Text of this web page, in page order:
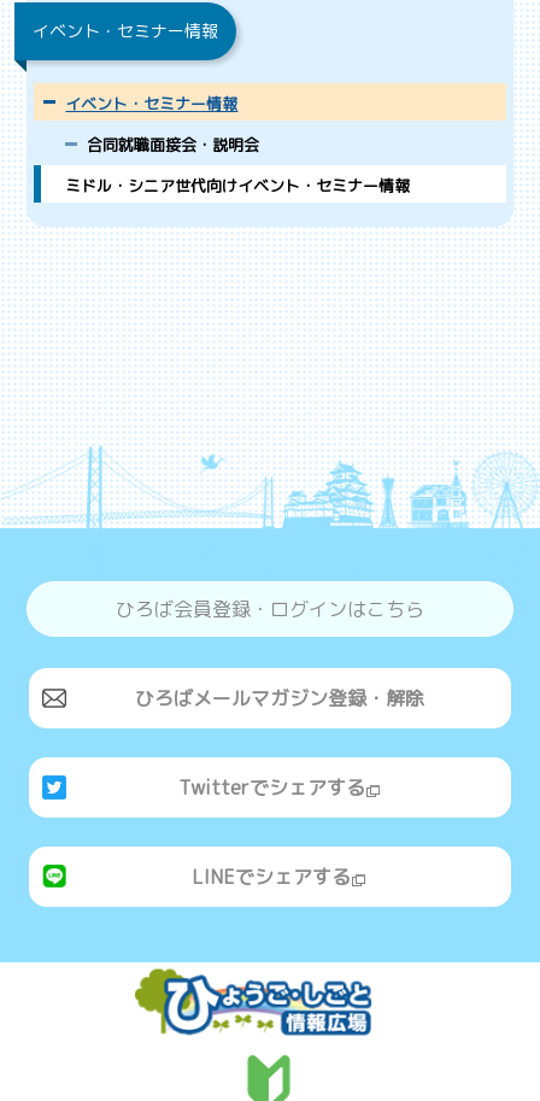
イベント・セミナー情報
イベント・セミナー情報
合同就職面接会・説明会
ミドル・シニア世代向けイベント・セミナー情報
ひろば会員登録・ログインはこちら
ひろばメールマガジン登録・解除
Twitterでシェアする
LINEでシェアする